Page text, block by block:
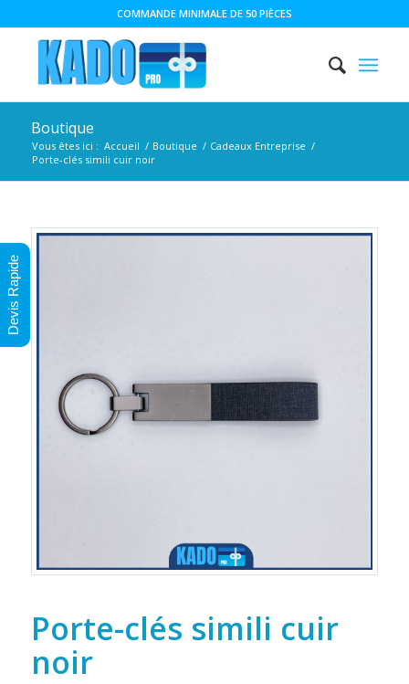
COMMANDE MINIMALE DE 50 PIÈCES
Boutique
Vous êtes ici : Accueil / Boutique / Cadeaux Entreprise /
Porte-clés simili cuir noir
Porte-clés simili cuir
noir
Devis Rapide